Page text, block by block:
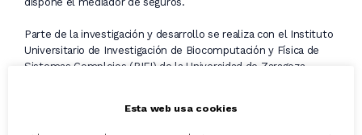
Parte de la investigación y desarrollo se realiza con el Instituto
Universitario de Investigación de Biocomputación y Física de
Sistemas Complejos (BIFI) de la Universidad de Zaragoza
El proyecto se prevé que finalice en marzo de 2024 con el
resultado de diferentes modelos predictivos que ayudarán a
Esta web usa cookies